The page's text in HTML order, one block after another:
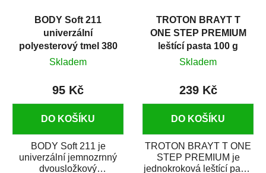
BODY Soft 211
univerzální
polyesterový tmel 380
g
Skladem
95 Kč
DO KOŠÍKU
BODY Soft 211 je
univerzální jemnozrnný
dvousložkový
TROTON BRAYT T
ONE STEP PREMIUM
leštící pasta 100 g
Skladem
239 Kč
DO KOŠÍKU
TROTON BRAYT T ONE
STEP PREMIUM je
jednokroková leštící pasta